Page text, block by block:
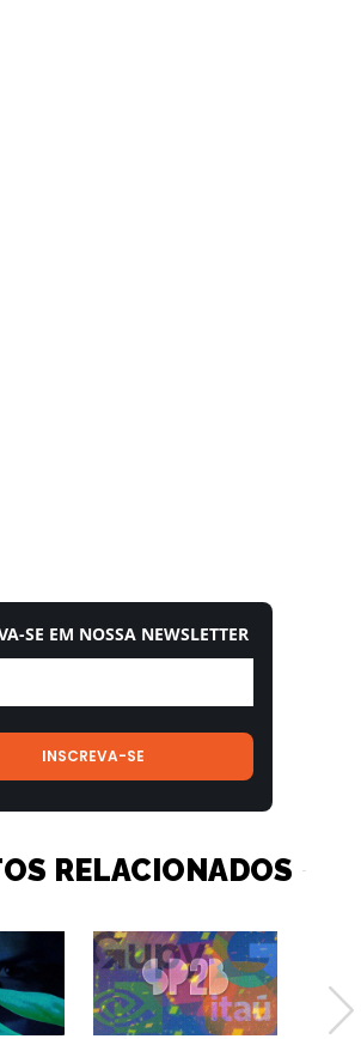
SE EM NOSSA NEWSLETTER
RELACIONADOS